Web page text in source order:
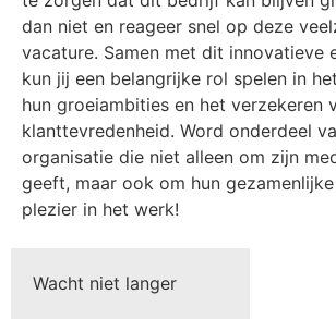
dan niet en reageer snel op deze
vacature. Samen met dit innovatieve
kun jij een belangrijke rol spelen in
hun groeiambities en het verzekeren
klanttevredenheid. Word onderdeel
organisatie die niet alleen om zijn
geeft, maar ook om hun
plezier in het werk!
Wacht niet langer